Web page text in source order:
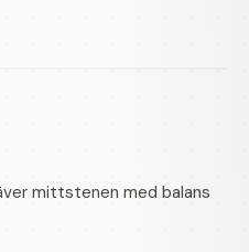
mittstenen med balans